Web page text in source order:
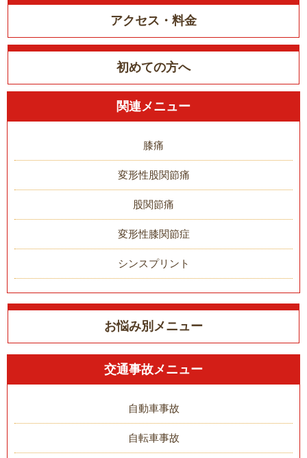
アクセス・料金
初めての方へ
関連メニュー
膝痛
変形性股関節痛
股関節痛
変形性膝関節症
シンスプリント
お悩み別メニュー
交通事故メニュー
自動車事故
自転車事故